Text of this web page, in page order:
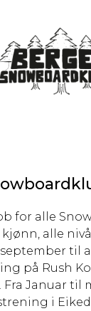
for alle
alle
til
på Rush
Fra Januar til
i